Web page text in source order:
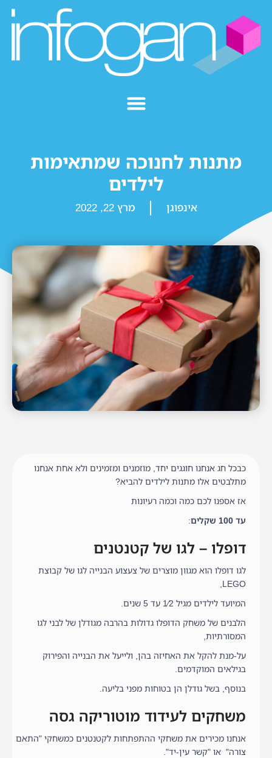
מתנות לחנוכה שמתאימות
לילדים
אינפוגן מרץ 22, 2022
כבכל חג אנחנו חוגגים יחד, מוזמנים ומזמינים ולא אחת אנחנו
מתלבטים אלו מתנות לילדים להביא?
אז אספנו לכם כמה וכמה רעיונות
עד 100 שקלים
:
דופלו – לגו של קטנטנים
לגו דופלו הוא מגוון מוצרים של צעצוע הבנייה לגו של קבוצת
LEGO,
המיועד לילדים מגיל 1⁄2 עד 5 שנים.
הלבנים של משחק הדופלו גדולות בהרבה מגודלן של לבני לגו
המסורתיות,
על-מנת להקל את האחיזה בהן, ולייעל את הבנייה והפירוק
בגילאים המוקדמים.
בנוסף, בשל גודלן הן בטוחות מפני בליעה.
משחקים לעידוד מוטוריקה גסה
אנחנו מכירים את משחקי ההתפתחות לקטנטנים כמשחקי "התאם
צורה" או "קשר עין-יד".